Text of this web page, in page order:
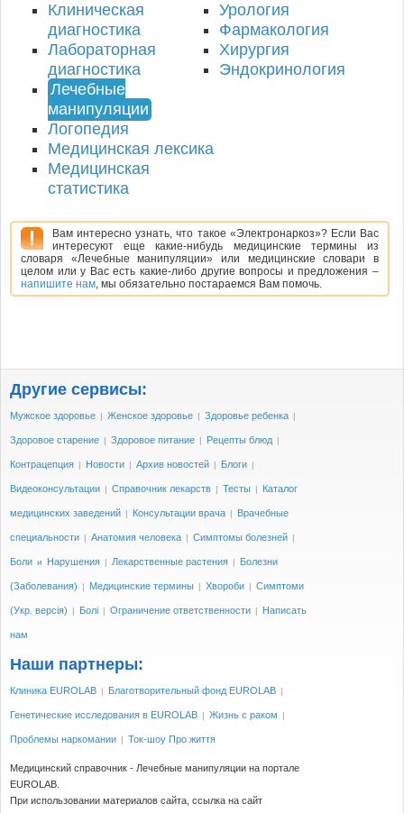
Клиническая
диагностика
Лабораторная
диагностика
Лечебные
манипуляции
Логопедия
Медицинская лексика
Медицинская
статистика
Урология
Фармакология
Хирургия
Эндокринология
Вам интересно узнать, что такое «Электронаркоз»? Если Вас
интересуют еще какие-нибудь медицинские термины из
словаря «Лечебные манипуляции» или медицинские словари в
целом или у Вас есть какие-либо другие вопросы и предложения –
напишите нам, мы обязательно постараемся Вам помочь.
Другие сервисы:
Мужское здоровье | Женское здоровье | Здоровье ребенка |
Здоровое старение | Здоровое питание | Рецепты блюд |
Контрацепция | Новости | Архив новостей | Блоги |
Видеоконсультации | Справочник лекарств | Тесты | Каталог
медицинских заведений | Консультации врача | Врачебные
специальности | Анатомия человека | Симптомы болезней |
Боли и Нарушения | Лекарственные растения | Болезни
(Заболевания) | Медицинские термины | Хвороби | Симптоми
(Укр. версія) | Болі | Ограничение ответственности | Написать
нам
Наши партнеры:
Клиника EUROLAB | Благотворительный фонд EUROLAB |
Генетические исследования в EUROLAB | Жизнь с раком |
Проблемы наркомании | Ток-шоу Про життя
Медицинский справочник - Лечебные манипуляции на портале
EUROLAB.
При использовании материалов сайта, ссылка на сайт